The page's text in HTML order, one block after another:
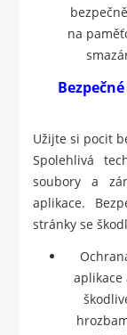
na
Užijte si pocit
Spolehlivá
soubory a
aplikace.
stránky se
aplikace